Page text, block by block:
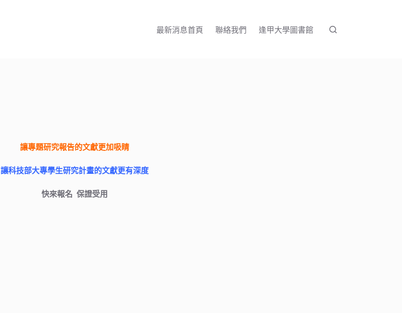
最新消息首頁 聯絡我們 逢甲大學圖書館
讓專題研究報告的文獻更加吸睛
讓科技部大專學生研究計畫的文獻更有深度
快來報名 保證受用